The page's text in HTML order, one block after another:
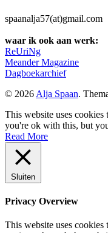
spaanalja57(at)gmail.com
waar ik ook aan werk:
ReUriNg
Meander Magazine
Dagboekarchief
© 2026 Alja Spaan.
This website uses
you're ok with this, but
Read More
Sluiten
Privacy Overview
This website uses